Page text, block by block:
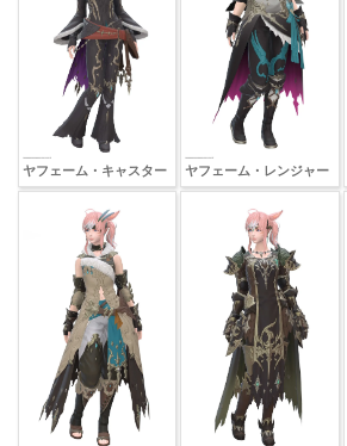
ヤフェーム・キャスター ヤフェーム・レンジャー